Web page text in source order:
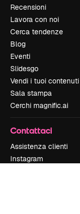
Recensioni
Lavora con noi
Cerca tendenze
Blog
Eventi
Slidesgo
Vendi i tuoi contenuti
Sala stampa
Cerchi magnific.ai
Contattaci
Assistenza clienti
Instagram